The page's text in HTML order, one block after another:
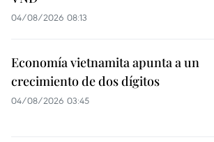
04/08/2026 08:13
Economía vietnamita apunta a un
crecimiento de dos dígitos
04/08/2026 03:45